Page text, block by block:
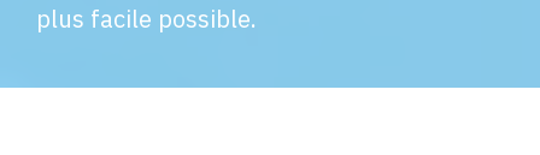
plus facile possible.